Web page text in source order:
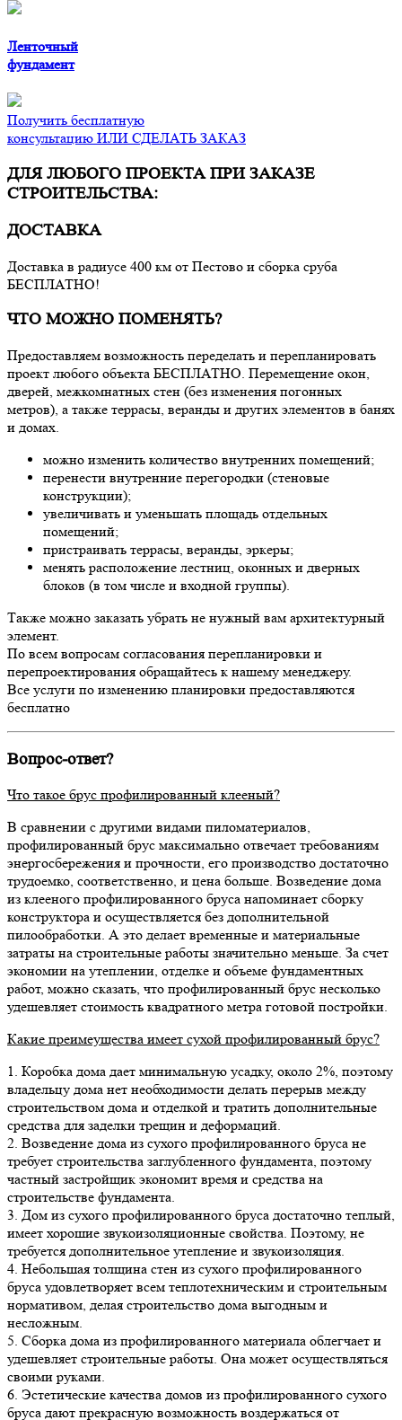
Ленточный
фундамент
Получить бесплатную
консультацию ИЛИ СДЕЛАТЬ ЗАКАЗ
ДЛЯ ЛЮБОГО ПРОЕКТА ПРИ ЗАКАЗЕ
СТРОИТЕЛЬСТВА:
ДОСТАВКА
Доставка в радиусе 400 км от Пестово и сборка сруба
БЕСПЛАТНО!
ЧТО МОЖНО ПОМЕНЯТЬ?
Предоставляем возможность переделать и перепланировать
проект любого объекта БЕСПЛАТНО. Перемещение окон,
дверей, межкомнатных стен (без изменения погонных
метров), а также террасы, веранды и других элементов в банях
и домах.
можно изменить количество внутренних помещений;
перенести внутренние перегородки (стеновые
конструкции);
увеличивать и уменьшать площадь отдельных
помещений;
пристраивать террасы, веранды, эркеры;
менять расположение лестниц, оконных и дверных
блоков (в том числе и входной группы).
Также можно заказать убрать не нужный вам архитектурный
элемент.
По всем вопросам согласования перепланировки и
перепроектирования обращайтесь к нашему менеджеру.
Все услуги по изменению планировки предоставляются
бесплатно
Вопрос-ответ?
Что такое брус профилированный клееный?
В сравнении с другими видами пиломатериалов,
профилированный брус максимально отвечает требованиям
энергосбережения и прочности, его производство достаточно
трудоемко, соответственно, и цена больше. Возведение дома
из клееного профилированного бруса напоминает сборку
конструктора и осуществляется без дополнительной
пилообработки. А это делает временные и материальные
затраты на строительные работы значительно меньше. За счет
экономии на утеплении, отделке и объеме фундаментных
работ, можно сказать, что профилированный брус несколько
удешевляет стоимость квадратного метра готовой постройки.
Какие преимеущества имеет сухой профилированный брус?
1. Коробка дома дает минимальную усадку, около 2%, поэтому
владельцу дома нет необходимости делать перерыв между
строительством дома и отделкой и тратить дополнительные
средства для заделки трещин и деформаций.
2. Возведение дома из сухого профилированного бруса не
требует строительства заглубленного фундамента, поэтому
частный застройщик экономит время и средства на
строительстве фундамента.
3. Дом из сухого профилированного бруса достаточно теплый,
имеет хорошие звукоизоляционные свойства. Поэтому, не
требуется дополнительное утепление и звукоизоляция.
4. Небольшая толщина стен из сухого профилированного
бруса удовлетворяет всем теплотехническим и строительным
нормативом, делая строительство дома выгодным и
несложным.
5. Сборка дома из профилированного материала облегчает и
удешевляет строительные работы. Она может осуществляться
своими руками.
6. Эстетические качества домов из профилированного сухого
бруса дают прекрасную возможность воздержаться от